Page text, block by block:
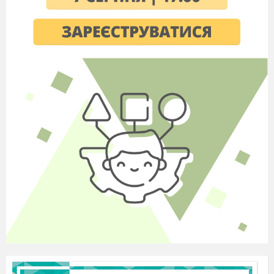
Учні висловлюють свої думки
Вчитель: Що означає слово «цінність»?
обговорення) Які людські цінності ви знаєте?
запис на дошці цінностей названих учнями)
Вправа: «Мої і наші цінності».
роздаються листочки на яких їм
пропонується записати свої власні цінності
(до 10), потім з них кожна дитина має
обрати лише 3, які на її думку є
найголовнішими. На останньому етапі вправи
учні мають поспілкуватися між собою і
виявити тих, з ким і скільки разів
співпадають їх цінності. Таким чином будуть
визначені цінності учнівського колективу. Їх
Вчитель: Ми з вами живемо і сповідуємо свої